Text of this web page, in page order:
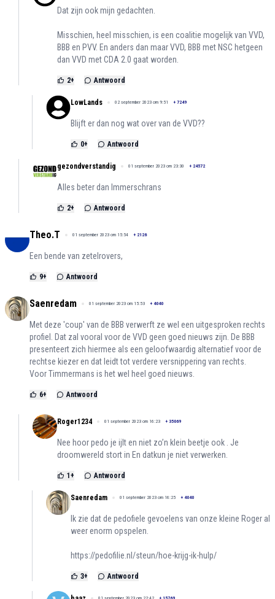
Dat zijn ook mijn gedachten.
Misschien, heel misschien, is een coalitie mogelijk van VVD,
BBB en PVV. En anders dan maar VVD, BBB met NSC hetgeen
dan VVD met CDA 2.0 gaat worden.
2+ Antwoord
LowLands 02 september 2023 om 9:51 + 7249
Blijft er dan nog wat over van de VVD??
0+ Antwoord
gezondverstandig 01 september 2023 om 23:30 + 24572
Alles beter dan Immerschrans
2+ Antwoord
Theo.T 01 september 2023 om 15:54 + 2126
Een bende van zetelrovers,
9+ Antwoord
Saenredam 01 september 2023 om 15:53 + 4040
Met deze 'coup' van de BBB verwerft ze wel een uitgesproken rechts
profiel. Dat zal vooral voor de VVD geen goed nieuws zijn. De BBB
presenteert zich hiermee als een geloofwaardig alternatief voor de
rechtse kiezer en dat leidt tot verdere versnippering van rechts.
Voor Timmermans is het wel heel goed nieuws.
6+ Antwoord
Roger1234 01 september 2023 om 16:23 + 35069
Nee hoor pedo je ijlt en niet zo’n klein beetje ook . Je
droomwereld stort in En datkun je niet verwerken.
1 + Antwoord
Saenredam 01 september 2023 om 16:25 + 4040
Ik zie dat de pedofiele gevoelens van onze kleine Roger al
weer enorm opspelen.
https://pedofilie.nl/steun/hoe-krijg-ik-hulp/
3+ Antwoord